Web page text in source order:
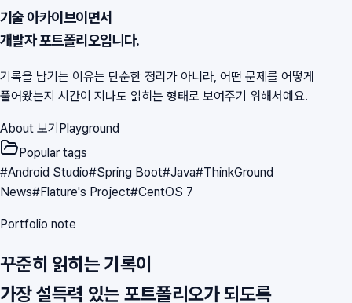
기술 아카이브이면서
개발자 포트폴리오입니다.
기록을 남기는 이유는 단순한 정리가 아니라, 어떤 문제를 어떻게
풀어왔는지 시간이 지나도 읽히는 형태로 보여주기 위해서예요.
About 보기Playground
Popular tags
#Android Studio#Spring Boot#Java#ThinkGround
News#Flature's Project#CentOS 7
Portfolio note
꾸준히 읽히는 기록이
가장 설득력 있는 포트폴리오가 되도록